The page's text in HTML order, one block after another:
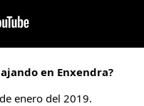
en Enxendra?
enero del 2019.